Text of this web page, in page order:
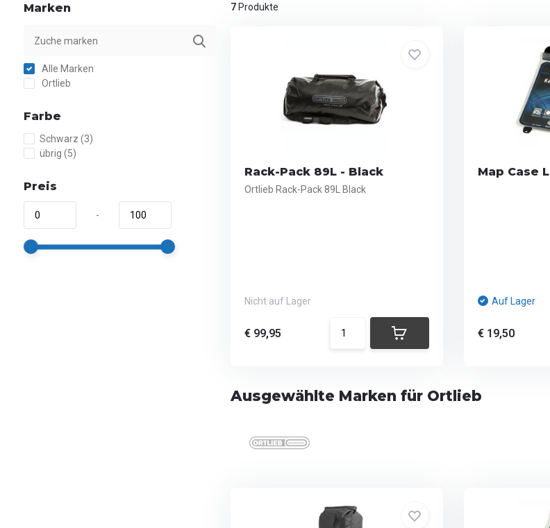
Marken
Alle Marken
Ortlieb
Farbe
Schwarz (3)
übrig (5)
Preis
-
7Produkte
Rack-Pack 89L - Black
Ortlieb Rack-Pack 89L Black
Nicht auf Lager
€ 99,95
Map Case L
Auf Lager
€ 19,50
Ausgewählte Marken für Ortlieb